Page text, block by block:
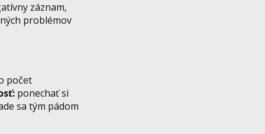
záznam,
problémov
počet
ponechať si
sa tým pádom